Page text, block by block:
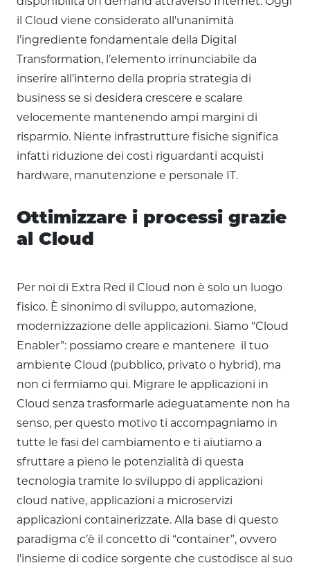
il Cloud viene considerato all'unanimità
l’ingrediente fondamentale della Digital
Transformation, l’elemento irrinunciabile da
inserire all’interno della propria strategia di
business se si desidera crescere e scalare
velocemente mantenendo ampi margini di
risparmio. Niente infrastrutture fisiche significa
infatti riduzione dei costi riguardanti acquisti
hardware, manutenzione e personale IT.
Ottimizzare i processi grazie
al Cloud
Per noi di Extra Red il Cloud non è solo un luogo
fisico. È sinonimo di sviluppo, automazione,
modernizzazione delle applicazioni. Siamo “Cloud
Enabler”: possiamo creare e mantenere il tuo
ambiente Cloud (pubblico, privato o hybrid), ma
non ci fermiamo qui. Migrare le applicazioni in
Cloud senza trasformarle adeguatamente non ha
senso, per questo motivo ti accompagniamo in
tutte le fasi del cambiamento e ti aiutiamo a
sfruttare a pieno le potenzialità di questa
tecnologia tramite lo sviluppo di applicazioni
cloud native, applicazioni a microservizi
applicazioni containerizzate. Alla base di questo
paradigma c’è il concetto di “container”, ovvero
l'insieme di codice sorgente che custodisce al suo